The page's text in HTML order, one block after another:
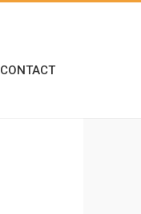
CONTACT